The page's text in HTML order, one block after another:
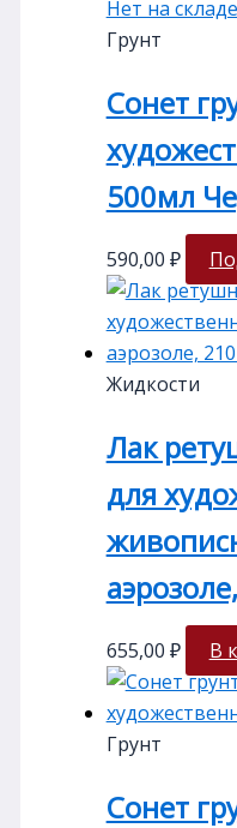
Нет на складе
Грунт
Сонет
500мл
590,00 ₽
Жидкости
Лак
для
655,00 ₽ В
Грунт
Сонет